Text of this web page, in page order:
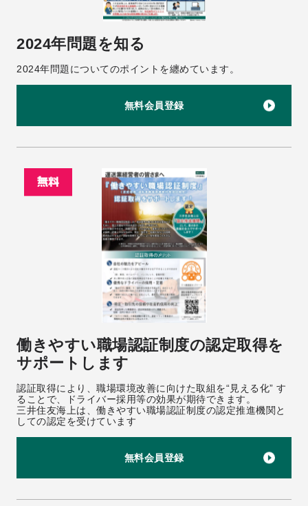
2024年問題を知る
2024年問題についてのポイントを纏めています。
無料会員登録
働きやすい職場認証制度の認定取得を
サポートします
認証取得により、職場環境改善に向けた取組を“見える化” す
ることで、ドライバー採用等の効果が期待できます。
三井住友海上は、働きやすい職場認証制度の認定推進機関と
しての認定を受けています
無料会員登録